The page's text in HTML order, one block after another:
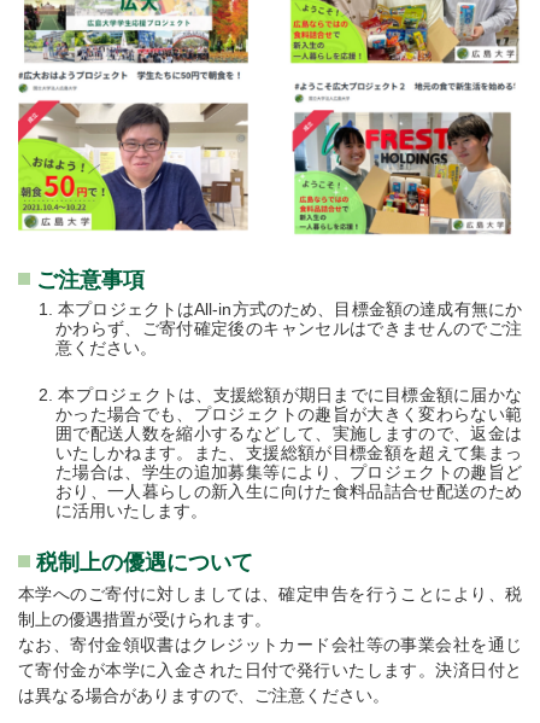
ご注意事項
本プロジェクトはAll-in方式のため、目標金額の達成有無にか
かわらず、ご寄付確定後のキャンセルはできませんのでご注
意ください。
本プロジェクトは、支援総額が期日までに目標金額に届かな
かった場合でも、プロジェクトの趣旨が大きく変わらない範
囲で配送人数を縮小するなどして、実施しますので、返金は
いたしかねます。また、支援総額が目標金額を超えて集まっ
た場合は、学生の追加募集等により、プロジェクトの趣旨ど
おり、一人暮らしの新入生に向けた食料品詰合せ配送のため
に活用いたします。
税制上の優遇について
本学へのご寄付に対しましては、確定申告を行うことにより、税
制上の優遇措置が受けられます。
なお、寄付金領収書はクレジットカード会社等の事業会社を通じ
て寄付金が本学に入金された日付で発行いたします。決済日付と
は異なる場合がありますので、ご注意ください。